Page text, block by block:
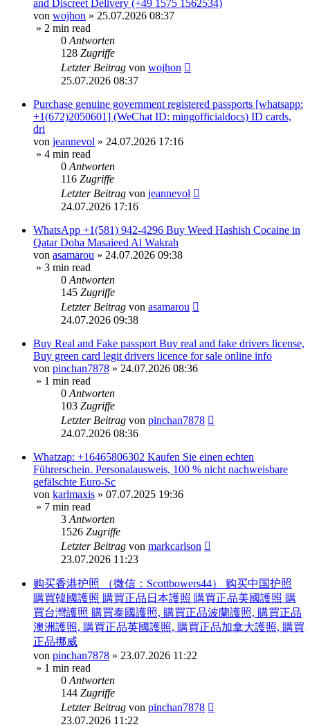
and Discreet Delivery (+49 1575 1562534)
von wojhon » 25.07.2026 08:37
» 2 min read
0 Antworten
128 Zugriffe
Letzter Beitrag von wojhon
25.07.2026 08:37
Purchase genuine government registered passports [whatsapp:
+1(672)2050601] (WeChat ID: mingofficialdocs) ID cards,
dri
von jeannevol » 24.07.2026 17:16
» 4 min read
0 Antworten
116 Zugriffe
Letzter Beitrag von jeannevol
24.07.2026 17:16
WhatsApp +1(581) 942-4296 Buy Weed Hashish Cocaine in
Qatar Doha Masaieed Al Wakrah
von asamarou » 24.07.2026 09:38
» 3 min read
0 Antworten
145 Zugriffe
Letzter Beitrag von asamarou
24.07.2026 09:38
Buy Real and Fake passport Buy real and fake drivers license,
Buy green card legit drivers licence for sale online info
von pinchan7878 » 24.07.2026 08:36
» 1 min read
0 Antworten
103 Zugriffe
Letzter Beitrag von pinchan7878
24.07.2026 08:36
Whatzap: +16465806302 Kaufen Sie einen echten
Führerschein. Personalausweis, 100 % nicht nachweisbare
gefälschte Euro-Sc
von karlmaxis » 07.07.2025 19:36
» 7 min read
3 Antworten
1526 Zugriffe
Letzter Beitrag von markcarlson
23.07.2026 11:23
购买香港护照 （微信：Scottbowers44） 购买中国护照
購買韓國護照 購買正品日本護照 購買正品美國護照 購
買台灣護照 購買泰國護照, 購買正品波蘭護照, 購買正品
澳洲護照, 購買正品英國護照, 購買正品加拿大護照, 購買
正品挪威
von pinchan7878 » 23.07.2026 11:22
» 1 min read
0 Antworten
144 Zugriffe
Letzter Beitrag von pinchan7878
23.07.2026 11:22